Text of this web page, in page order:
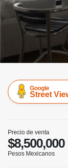
Google
Street
Precio de venta
$8,500,000
Pesos Mexicanos